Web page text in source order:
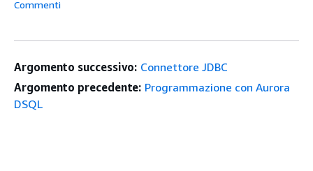
Commenti
Argomento successivo: Connettore JDBC
Argomento precedente: Programmazione con Aurora
DSQL